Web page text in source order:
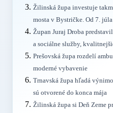
Žilinská župa investuje
mosta v Bystričke. Od 7.
Župan Juraj Droba
a sociálne služby,
Prešovská župa rozdelí
moderné vybavenie
Trnavská župa hľadá
sú otvorené do konca mája
Žilinská župa si Deň Zeme